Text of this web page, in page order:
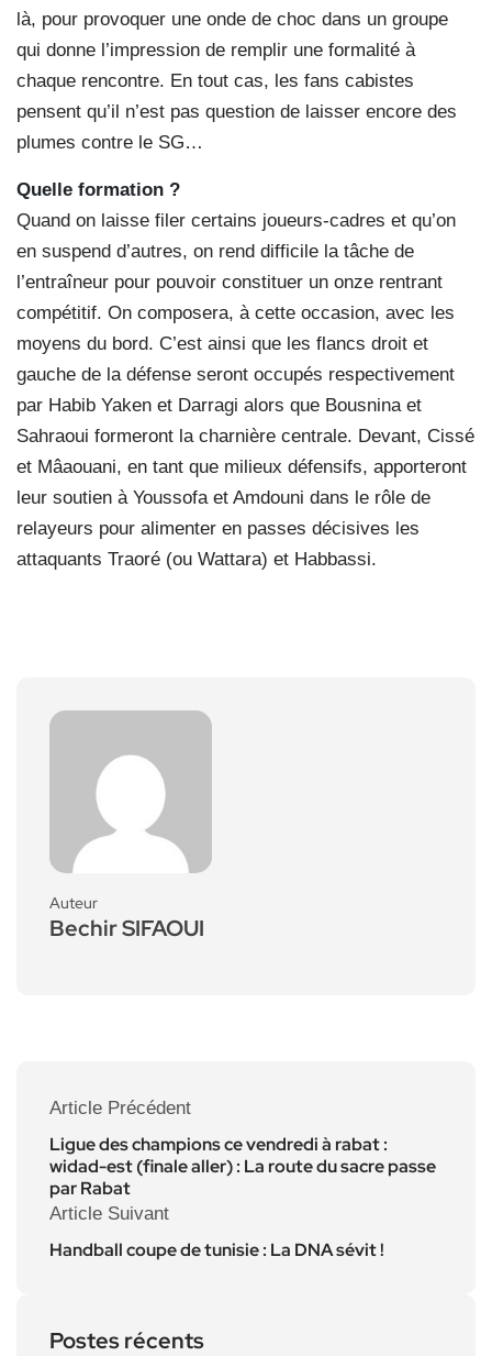
là, pour provoquer une onde de choc dans un groupe
qui donne l’impression de remplir une formalité à
chaque rencontre. En tout cas, les fans cabistes
pensent qu’il n’est pas question de laisser encore des
plumes contre le SG…
Quelle formation ?
Quand on laisse filer certains joueurs-cadres et qu’on
en suspend d’autres, on rend difficile la tâche de
l’entraîneur pour pouvoir constituer un onze rentrant
compétitif. On composera, à cette occasion, avec les
moyens du bord. C’est ainsi que les flancs droit et
gauche de la défense seront occupés respectivement
par Habib Yaken et Darragi alors que Bousnina et
Sahraoui formeront la charnière centrale. Devant, Cissé
et Mâaouani, en tant que milieux défensifs, apporteront
leur soutien à Youssofa et Amdouni dans le rôle de
relayeurs pour alimenter en passes décisives les
attaquants Traoré (ou Wattara) et Habbassi.
Auteur
Bechir SIFAOUI
Article Précédent
Ligue des champions ce vendredi à rabat :
widad-est (finale aller) : La route du sacre passe
par Rabat
Article Suivant
Handball coupe de tunisie : La DNA sévit !
Postes récents